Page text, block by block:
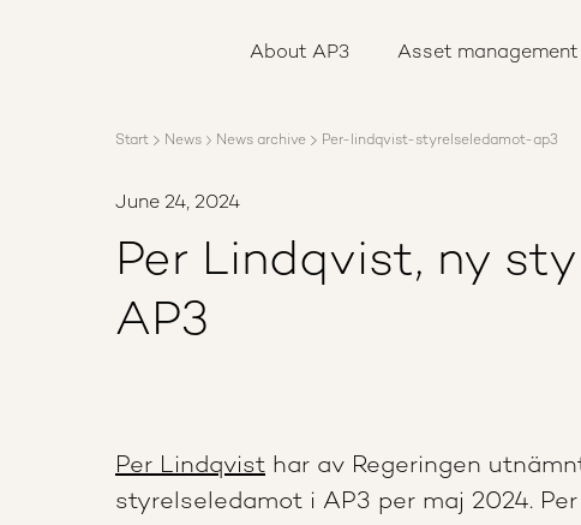
About AP3 Asset management
Start News News archive Per-lindqvist-styrelseledamot-ap3
June 24, 2024
Per Lindqvist, ny
AP3
Per Lindqvist har av Regeringen
styrelseledamot i AP3 per maj 2024.